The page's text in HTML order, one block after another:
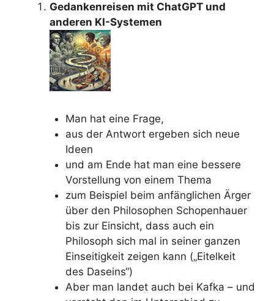
Gedankenreisen mit ChatGPT und
anderen KI-Systemen
Man hat eine Frage,
aus der Antwort ergeben sich neue
Ideen
und am Ende hat man eine bessere
Vorstellung von einem Thema
zum Beispiel beim anfänglichen Ärger
über den Philosophen Schopenhauer
bis zur Einsicht, dass auch ein
Philosoph sich mal in seiner ganzen
Einseitigkeit zeigen kann („Eitelkeit
des Daseins“)
Aber man landet auch bei Kafka – und